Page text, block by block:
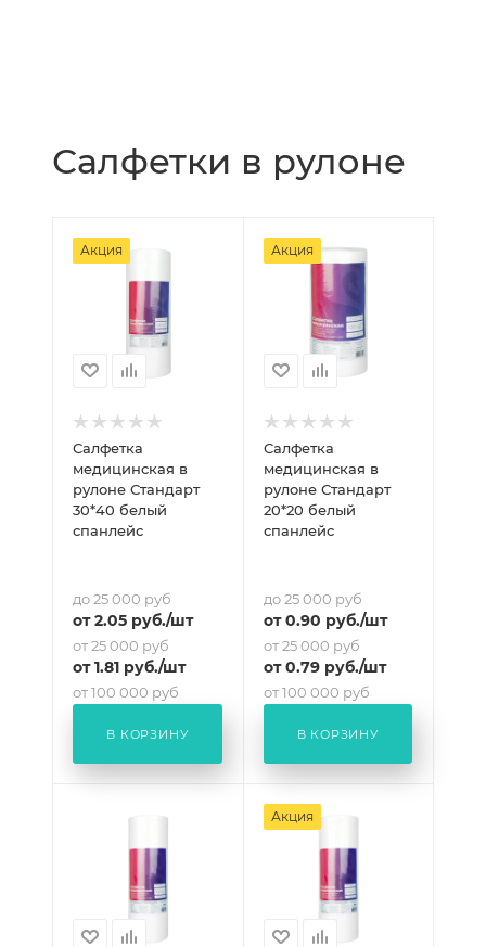
Салфетки в рулоне
Акция
Салфетка
медицинская в
рулоне Стандарт
30*40 белый
спанлейс
до 25 000 руб
от2.05 руб./шт
от 25 000 руб
от1.81 руб./шт
от 100 000 руб
В КОРЗИНУ
Акция
Салфетка
медицинская в
рулоне Стандарт
20*20 белый
спанлейс
до 25 000 руб
от0.90 руб./шт
от 25 000 руб
от0.79руб./шт
от 100 000 руб
В КОРЗИНУ
Акция